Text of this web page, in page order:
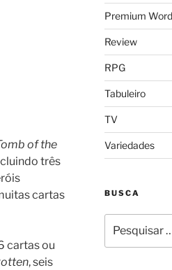
of the
três
cartas
cartas ou
, seis
Premium
Review
RPG
Tabuleiro
TV
Variedades
BUSCA
por: